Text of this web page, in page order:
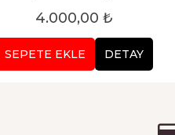
4.000,00 ₺
SEPETE EKLE DETAY